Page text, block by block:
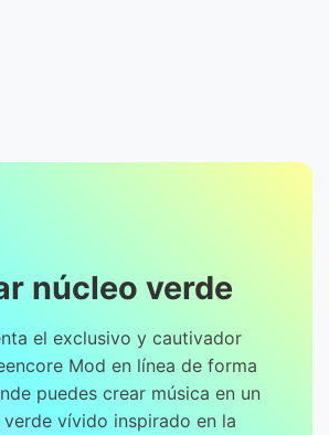
núcleo verde
el exclusivo y cautivador
Mod en línea de forma
puedes crear música en un
verde vívido inspirado en la